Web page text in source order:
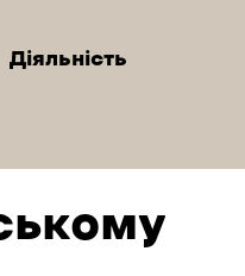
Діяльність